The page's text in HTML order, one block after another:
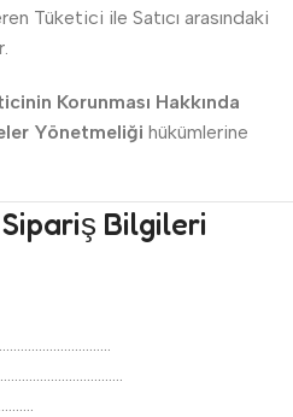
Tüketici ile Satıcı arasındaki
Korunması Hakkında
Yönetmeliği hükümlerine
Bilgileri